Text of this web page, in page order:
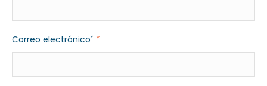
Correo electrónico´ *